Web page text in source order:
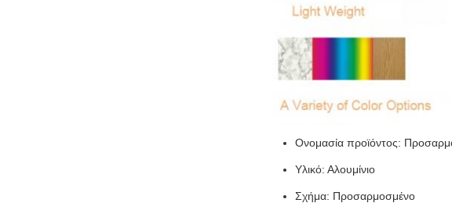
Ονομασία προϊόντος:
Υλικό: Αλουμίνιο
Σχήμα: Προσαρμοσμένο